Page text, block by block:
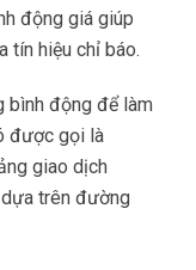
động giá giúp
tín hiệu chỉ báo.
bình động để làm
được gọi là
giao dịch
trên đường